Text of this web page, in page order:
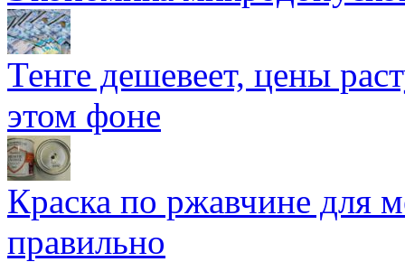
Тенге дешевеет, цены
этом фоне
Краска по ржавчине для
правильно